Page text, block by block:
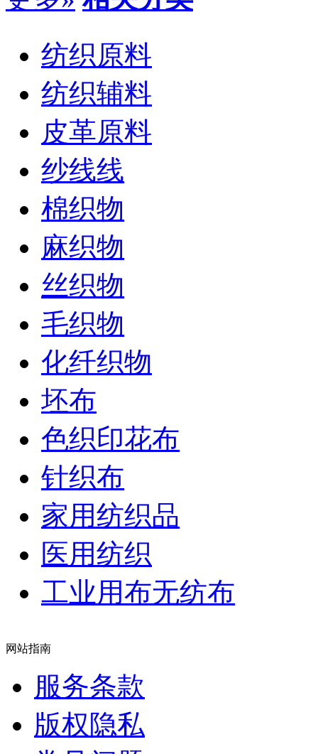
纺织原料
纺织辅料
皮革原料
纱线线
棉织物
麻织物
丝织物
毛织物
化纤织物
坯布
色织印花布
针织布
家用纺织品
医用纺织
工业用布无纺布
网站指南
服务条款
版权隐私